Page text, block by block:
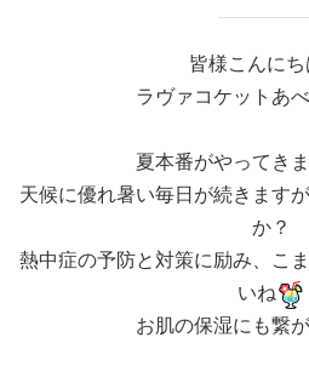
皆様こんにち
ラヴァコケットあ
夏本番がやってき
天候に優れ暑い毎日が続きます
か？
熱中症の予防と対策に励み、こ
いね
お肌の保湿にも繋